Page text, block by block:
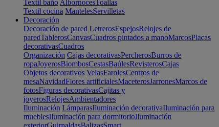
Textil baño AlbornocesToallas
Textil cocina MantelesServilletas
Decoración
Decoración de pared LetrerosEspejosRelojes de
paredTablerosCanvasCuadros pintados a manoMarcosPlacas
decorativasCuadros
Organización Cajas decorativasPercherosBurros de
ropaJoyerosBiombosCestasBaúlesRevisterosCajas
Objetos decorativos VelasFarolesCentros de
mesaNavidadFlores artificialesMaceterosJarronesMarcos de
fotosFiguras decorativasCajitas y
joyerosRelojesAmbientadores
Iluminación LámparasIluminación decorativaIluminación para
mueblesIluminación para dormitorioIluminación
exteriorGuirnaldasBalizasSmart